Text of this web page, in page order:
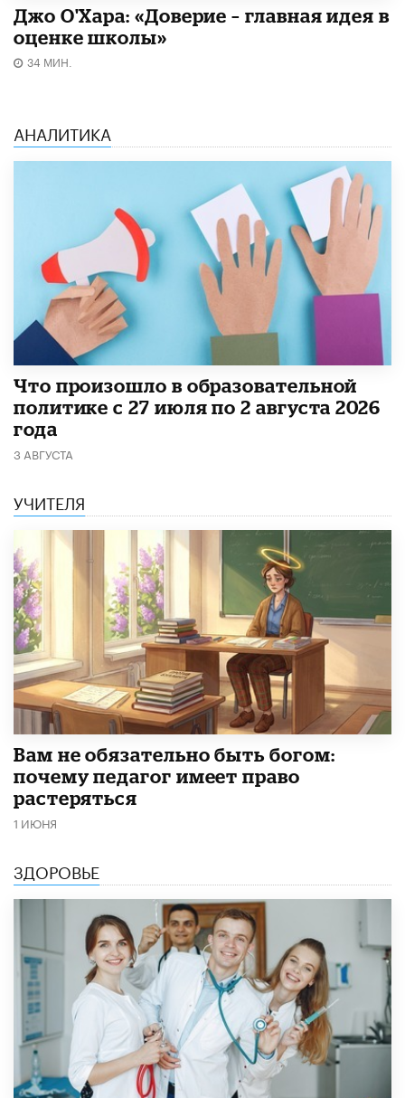
Джо О'Хара: «Доверие – главная идея в
оценке школы»
34 МИН.
АНАЛИТИКА
​Что произошло в образовательной
политике с 27 июля по 2 августа 2026
года
3 АВГУСТА
УЧИТЕЛЯ
​Вам не обязательно быть богом:
почему педагог имеет право
растеряться
1 ИЮНЯ
ЗДОРОВЬЕ